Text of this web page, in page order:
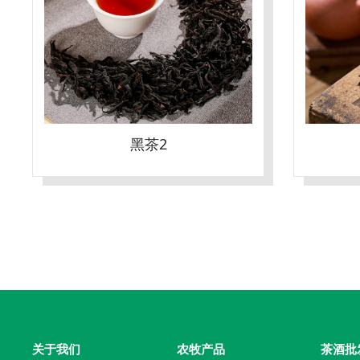
黑茶2
关于我们 农牧产品 茶酒批